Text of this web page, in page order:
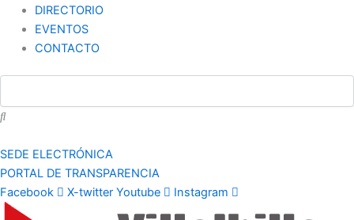
DIRECTORIO
EVENTOS
CONTACTO
SEDE ELECTRÓNICA
PORTAL DE TRANSPARENCIA
Facebook
X-twitter Youtube Instagram